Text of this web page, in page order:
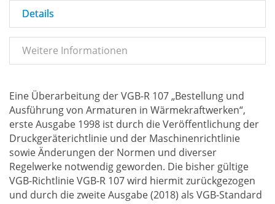
Details
Weitere Informationen
Eine Überarbeitung der VGB-R 107 „Bestellung und
Ausführung von Armaturen in Wärmekraftwerken“,
erste Ausgabe 1998 ist durch die Veröffentlichung der
Druckgeräterichtlinie und der Maschinenrichtlinie
sowie Änderungen der Normen und diverser
Regelwerke notwendig geworden. Die bisher gültige
VGB-Richtlinie VGB-R 107 wird hiermit zurückgezogen
und durch die zweite Ausgabe (2018) als VGB-Standard